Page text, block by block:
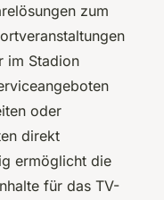
zum
im Stadion
oder
direkt
ermöglicht die
für das TV-